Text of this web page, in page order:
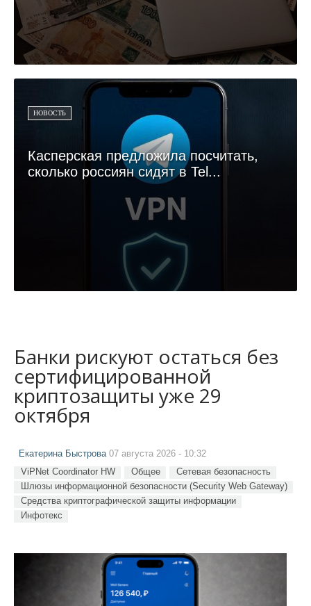
НОВОСТЬ
Касперская предложила посчитать,
сколько россиян сидят в Tel...
Банки рискуют остаться без
сертифицированной
криптозащиты уже 29
октября
Екатерина Быстрова07 августа 2026 - 10:32
ViPNet Coordinator HW Общее
Сетевая безопасность
Шлюзы информационной безопасности (Security Web Gateway)
Средства криптографической защиты информации
Инфотекс